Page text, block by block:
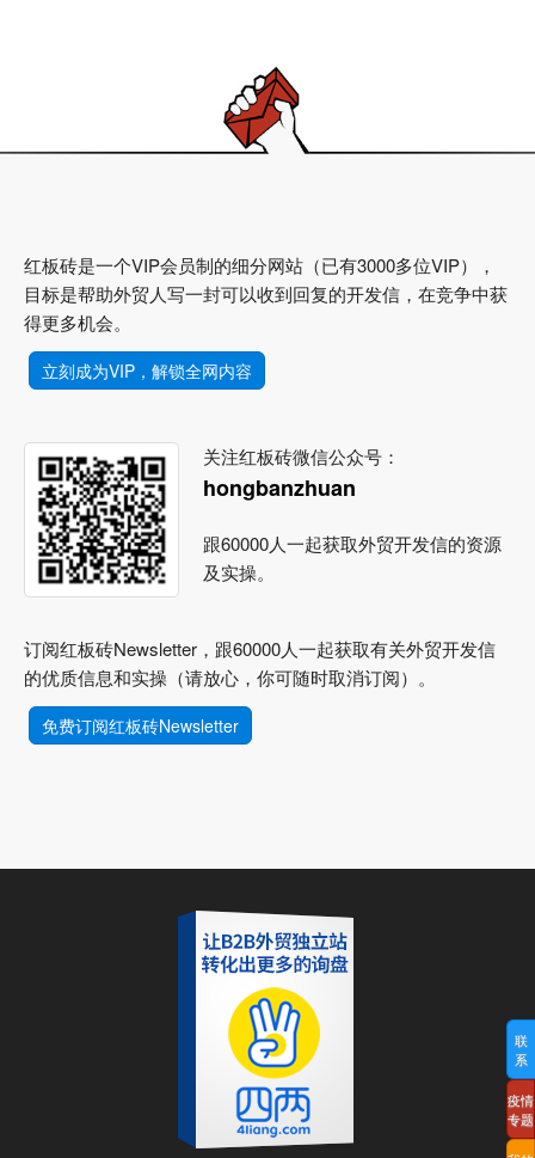
红板砖是一个VIP会员制的细分网站（已有3000多位VIP），
目标是帮助外贸人写一封可以收到回复的开发信，在竞争中获
得更多机会。
立刻成为VIP，解锁全网内容
关注红板砖微信公众号：
hongbanzhuan
跟60000人一起获取外贸开发信的资源
及实操。
订阅红板砖Newsletter，跟60000人一起获取有关外贸开发信
的优质信息和实操（请放心，你可随时取消订阅）。
免费订阅红板砖Newsletter
联
系
疫情
专题